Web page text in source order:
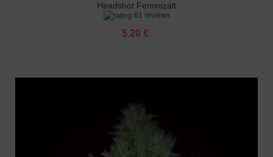
Headshot Feminizált
61 reviews
5.20 €